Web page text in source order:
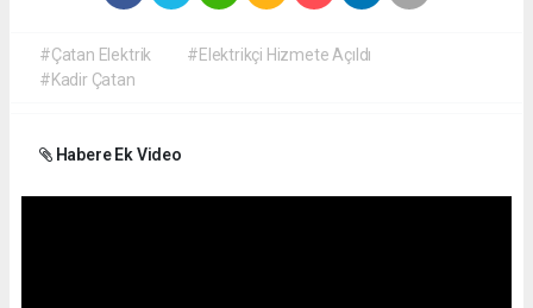
#Çatan Elektrik
#Elektrikçi Hizmete Açıldı
#Kadir Çatan
Habere Ek Video